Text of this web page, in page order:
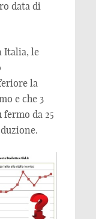
data di
Italia, le
la
e che 3
da 25